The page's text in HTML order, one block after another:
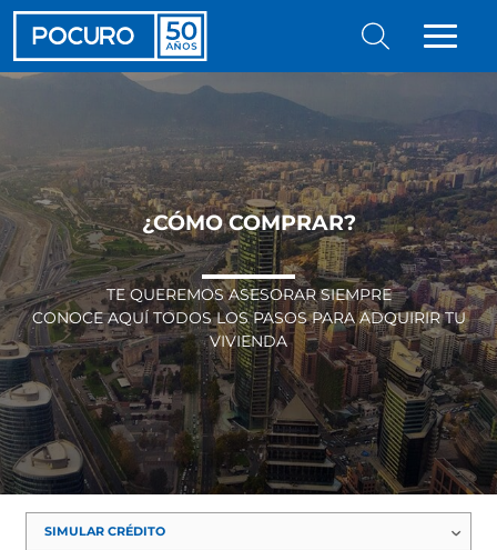
¿CÓMO COMPRAR?
TE QUEREMOS ASESORAR SIEMPRE
CONOCE AQUÍ TODOS LOS PASOS PARA ADQUIRIR TU
VIVIENDA